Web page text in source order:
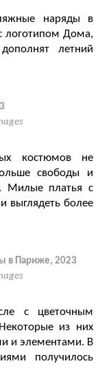
наряды в
логотипом Дома,
летний
костюмов не
свободы и
Милые платья с
выглядеть более
в Париже, 2023
с цветочным
из них
и элементами. В
получилось